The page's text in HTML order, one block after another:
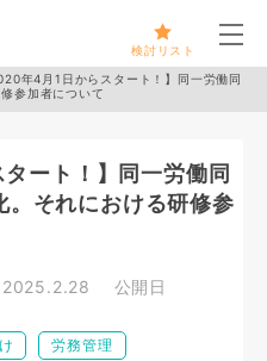
検討リスト
メ
年4月1日からスタート！】同一労働同
参加者について
ート！】同一労働同
。それにおける研修参
2025.2.28
公開日
労務管理